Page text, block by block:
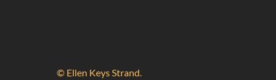
© Ellen Keys Strand.